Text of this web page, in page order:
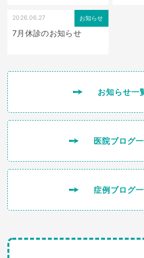
お知らせ
2026.06.27
7月休診のお知らせ
お知らせ一
医院ブログ
症例ブログ